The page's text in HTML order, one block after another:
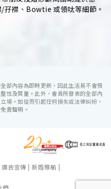
孖襟、Bowtie 或領呔等細節。
部內容為即時更新，因此生活易不會預
性及質量。此外，會員所發表的全部內
場。如從而引起任何損失或法律糾紛，
責聲明。
廣告宣傳 |新婚導航 |